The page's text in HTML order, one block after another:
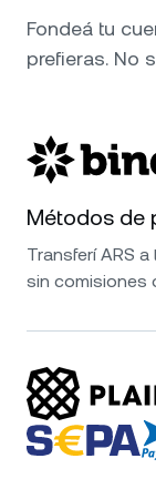
Fondeá tu
prefieras. No
Métodos de
Transferí ARS
sin comisiones